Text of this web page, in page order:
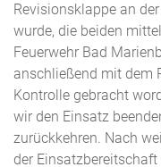
Revisionsklappe an
wurde, die beiden
Feuerwehr Bad
anschließend mit dem
Kontrolle gebracht
wir den Einsatz
zurückkehren. Nach
der